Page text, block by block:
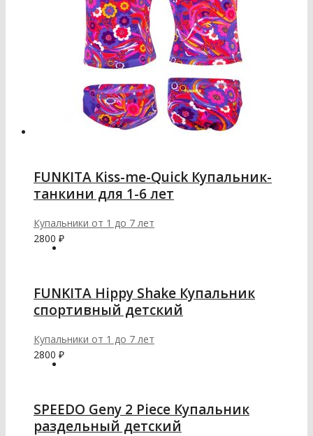
FUNKITA Kiss-me-Quick Купальник-
танкини для 1-6 лет
Купальники от 1 до 7 лет
2800 ₽
FUNKITA Hippy Shake Купальник
спортивный детский
Купальники от 1 до 7 лет
2800 ₽
SPEEDO Geny 2 Piece Купальник
раздельный детский